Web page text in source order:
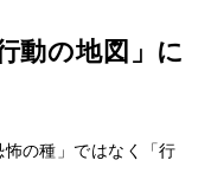
動の地図」に
の種」ではなく「行